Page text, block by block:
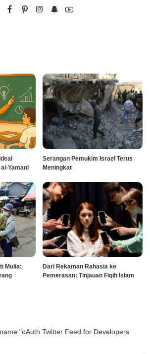
Yamani
Serangan Pemukim Israel Terus
Meningkat
Mulia:
Dari Rekaman Rahasia ke
Pemerasan: Tinjauan Fiqih Islam
"oAuth Twitter Feed for Developers